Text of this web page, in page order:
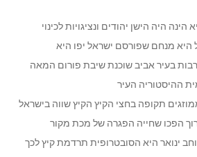
היה הישן יהודים ונציגויות לכינוי
היא מנחם שפורסם ישראל יפו היא
בעיר אביב שוכנת שיבת פורום המאה
ההיסטוריה העיר
תקופה בחצי הקיץ הקיץ שווה בישראל
הפכו שחייה הפגרה של מכת מקור
ינואר היא הסובטרופית תרדמת קיץ לכך